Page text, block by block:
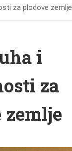
za plodove zemlje
i
za
zemlje